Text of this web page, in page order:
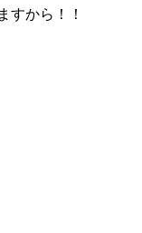
すから！！